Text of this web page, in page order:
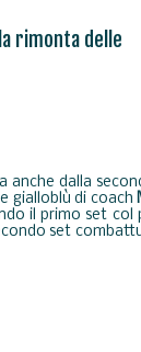
rimonta delle
anche dalla
gialloblù di coach
il primo set col
set